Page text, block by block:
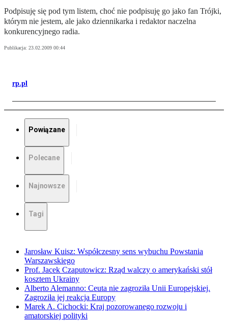
Podpisuję się pod tym listem, choć nie podpisuję go jako fan Trójki,
którym nie jestem, ale jako dziennikarka i redaktor naczelna
konkurencyjnego radia.
Publikacja: 23.02.2009 00:44
rp.pl
Powiązane
Polecane
Najnowsze
Tagi
Jarosław Kuisz: Współczesny sens wybuchu Powstania
Warszawskiego
Prof. Jacek Czaputowicz: Rząd walczy o amerykański stół
kosztem Ukrainy
Alberto Alemanno: Ceuta nie zagroziła Unii Europejskiej.
Zagroziła jej reakcja Europy
Marek A. Cichocki: Kraj pozorowanego rozwoju i
amatorskiej polityki